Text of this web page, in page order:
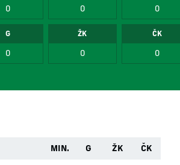
0 0 0
G
0
ŽK
0
ČK
0
MIN. G ŽK ČK